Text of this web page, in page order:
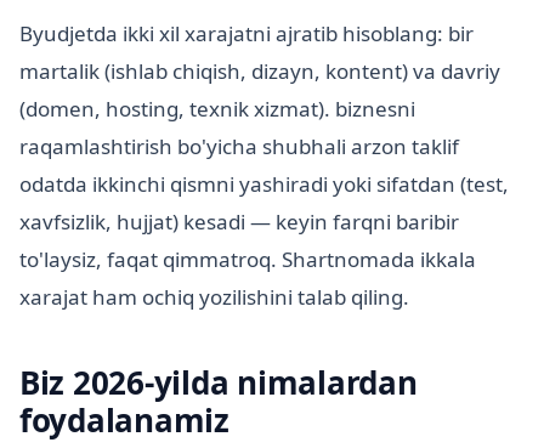
Byudjetda ikki xil xarajatni ajratib hisoblang: bir
martalik (ishlab chiqish, dizayn, kontent) va davriy
(domen, hosting, texnik xizmat). biznesni
raqamlashtirish bo'yicha shubhali arzon taklif
odatda ikkinchi qismni yashiradi yoki sifatdan (test,
xavfsizlik, hujjat) kesadi — keyin farqni baribir
to'laysiz, faqat qimmatroq. Shartnomada ikkala
xarajat ham ochiq yozilishini talab qiling.
Biz 2026-yilda nimalardan
foydalanamiz